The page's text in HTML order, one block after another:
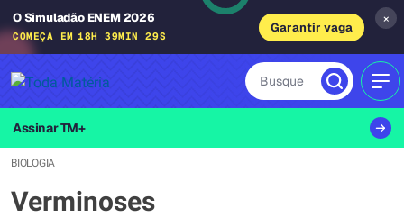
O Simuladão ENEM 2026
COMEÇA EM 18H 39MIN 28S
Garantir vaga
×
Busque
Assinar TM+
BIOLOGIA
Verminoses